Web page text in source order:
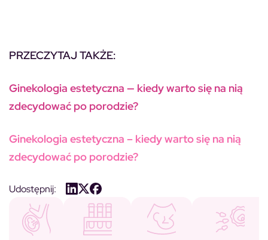
PRZECZYTAJ TAKŻE:
Ginekologia estetyczna — kiedy warto się na nią
zdecydować po porodzie?
Ginekologia estetyczna – kiedy warto się na nią
zdecydować po porodzie?
Udostępnij: